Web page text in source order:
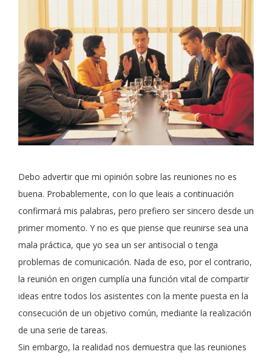
Debo advertir que mi opinión sobre las reuniones no es
buena. Probablemente, con lo que leais a continuación
confirmará mis palabras, pero prefiero ser sincero desde un
primer momento. Y no es que piense que reunirse sea una
mala práctica, que yo sea un ser antisocial o tenga
problemas de comunicación. Nada de eso, por el contrario,
la reunión en origen cumplía una función vital de compartir
ideas entre todos los asistentes con la mente puesta en la
consecución de un objetivo común, mediante la realización
de una serie de tareas.
Sin embargo, la realidad nos demuestra que las reuniones